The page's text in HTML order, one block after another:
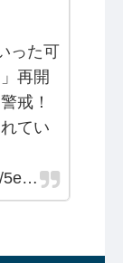
った可
再開
戒！
てい
5e…